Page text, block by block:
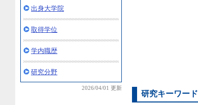
出身大学院
取得学位
学内職歴
研究分野
2026/04/01 更新
研究キーワード